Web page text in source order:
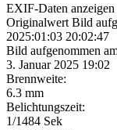
EXIF-Daten
Originalwert Bild
2025:01:03 20:02:47
Bild aufgenommen
3. Januar 2025 19:02
Brennweite:
6.3 mm
Belichtungszeit:
1/1484 Sek